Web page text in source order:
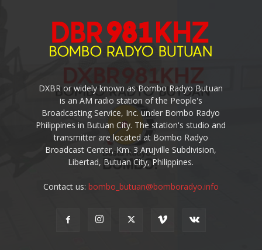
DXBR or widely known as Bombo Radyo Butuan
is an AM radio station of the People's
Broadcasting Service, Inc. under Bombo Radyo
Philippines in Butuan City. The station's studio and
transmitter are located at Bombo Radyo
Broadcast Center, Km. 3 Arujville Subdivision,
Libertad, Butuan City, Philippines.
Contact us: bombo_butuan@bomboradyo.info